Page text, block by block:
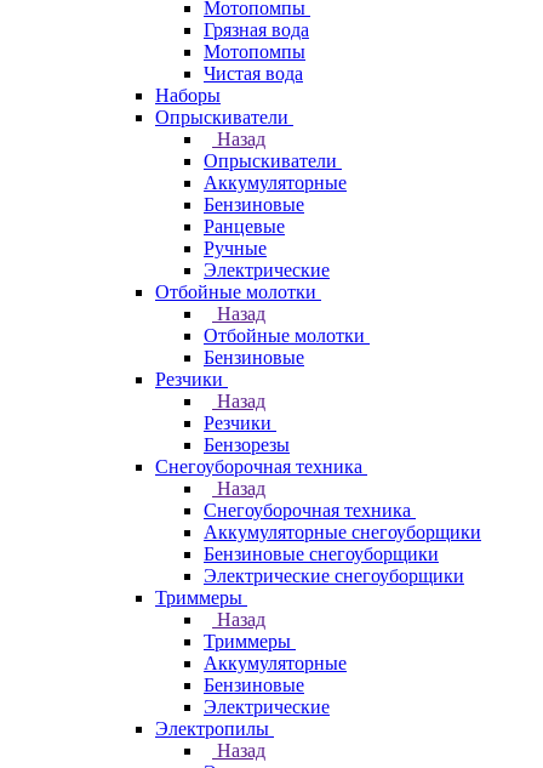
Мотопомпы
Грязная вода
Мотопомпы
Чистая вода
Наборы
Опрыскиватели
Назад
Опрыскиватели
Аккумуляторные
Бензиновые
Ранцевые
Ручные
Электрические
Отбойные молотки
Назад
Отбойные молотки
Бензиновые
Резчики
Назад
Резчики
Бензорезы
Снегоуборочная техника
Назад
Снегоуборочная техника
Аккумуляторные снегоуборщики
Бензиновые снегоуборщики
Электрические снегоуборщики
Триммеры
Назад
Триммеры
Аккумуляторные
Бензиновые
Электрические
Электропилы
Назад